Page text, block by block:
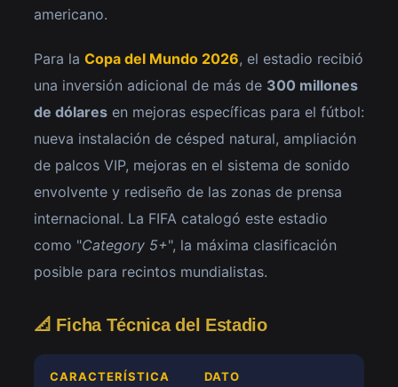
americano.
Para la Copa del Mundo 2026, el estadio recibió
una inversión adicional de más de 300 millones
de dólares en mejoras específicas para el fútbol:
nueva instalación de césped natural, ampliación
de palcos VIP, mejoras en el sistema de sonido
envolvente y rediseño de las zonas de prensa
internacional. La FIFA catalogó este estadio
como "Category 5+", la máxima clasificación
posible para recintos mundialistas.
📐 Ficha Técnica del Estadio
CARACTERÍSTICA DATO